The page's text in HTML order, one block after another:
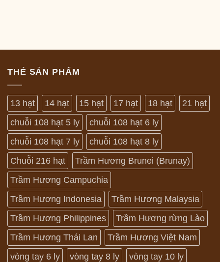
THẺ SẢN PHẨM
13 hạt 14 hạt 15 hạt 17 hạt 18 hạt
21 hạt
chuỗi 108 hạt 5 ly
chuỗi 108 hạt 6 ly
chuỗi 108 hạt 7 ly
chuỗi 108 hạt 8 ly
Chuỗi 216 hạt
Trầm Hương Brunei (Brunay)
Trầm Hương Campuchia
Trầm Hương Indonesia
Trầm Hương Malaysia
Trầm Hương Philippines
Trầm Hương rừng Lào
Trầm Hương Thái Lan
Trầm Hương Việt Nam
vòng tay 6 ly
vòng tay 8 ly
vòng tay 10 ly